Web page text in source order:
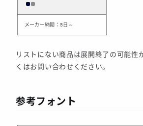
メーカー納期：5日～
リストにない商品は展開終了の可能性
くはお問い合わせください。
参考フォント